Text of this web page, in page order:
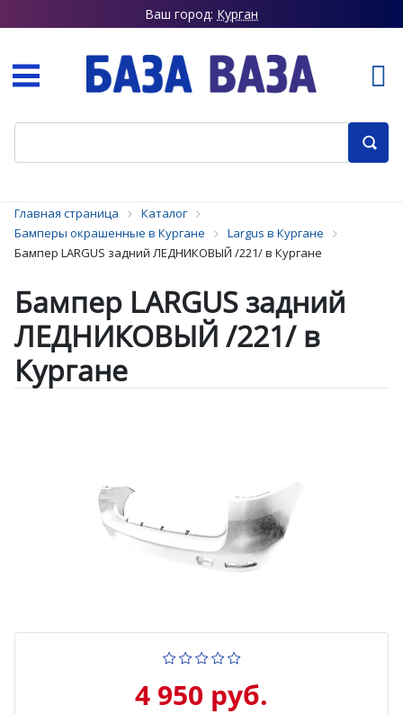
Ваш город: Курган
Главная страница
Каталог
Бамперы окрашенные в Кургане
Largus в Кургане
Бампер LARGUS задний ЛЕДНИКОВЫЙ /221/ в Кургане
Бампер LARGUS задний
ЛЕДНИКОВЫЙ /221/ в
Кургане
4 950 руб.